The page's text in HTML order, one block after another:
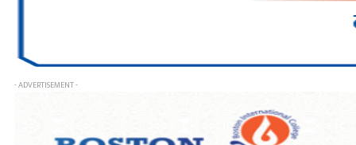
- ADVERTISEMENT -